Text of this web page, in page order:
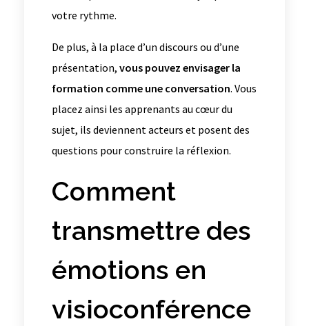
votre rythme.
De plus, à la place d’un discours ou d’une
présentation, vous pouvez envisager la
formation comme une conversation. Vous
placez ainsi les apprenants au cœur du
sujet, ils deviennent acteurs et posent des
questions pour construire la réflexion.
Comment
transmettre des
émotions en
visioconférence